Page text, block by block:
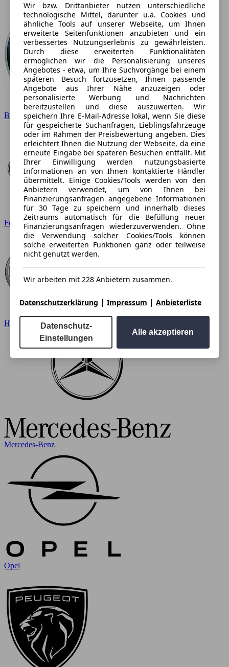
BMW
Ford
Hyundai
Mercedes-Benz
Opel
Wir bzw. Drittanbieter nutzen unterschiedliche
technologische Mittel, darunter u.a. Cookies und
ähnliche Tools auf unserer Webseite, um Ihnen
erweiterte Seitenfunktionen anzubieten und ein
verbessertes Nutzungserlebnis zu gewährleisten.
Durch diese erweiterten Funktionalitäten
ermöglichen wir die Personalisierung unseres
Angebotes - etwa, um Ihre Suchvorgänge bei einem
späteren Besuch fortzusetzen, Ihnen passende
Angebote aus Ihrer Nähe anzuzeigen oder
personalisierte Werbung und Nachrichten
bereitzustellen und diese auszuwerten. Wir
speichern Ihre E-Mail-Adresse lokal, wenn Sie diese
für gespeicherte Suchanfragen, Lieblingsfahrzeuge
oder im Rahmen der Preisbewertung angeben. Dies
erleichtert Ihnen die Nutzung der Webseite, da eine
erneute Eingabe bei späteren Besuchen entfällt. Mit
Ihrer Einwilligung werden nutzungsbasierte
Informationen an von Ihnen kontaktierte Händler
übermittelt. Einige Cookies/Tools werden von den
Anbietern verwendet, um von Ihnen bei
Finanzierungsanfragen angegebene Informationen
für 30 Tage zu speichern und innerhalb dieses
Zeitraums automatisch für die Befüllung neuer
Finanzierungsanfragen wiederzuverwenden. Ohne
die Verwendung solcher Cookies/Tools können
solche erweiterten Funktionen ganz oder teilweise
nicht genutzt werden.
Wir arbeiten mit 228 Anbietern zusammen.
Datenschutzerklärung | Impressum | Anbieterliste
Datenschutz-
Einstellungen
Alle akzeptieren